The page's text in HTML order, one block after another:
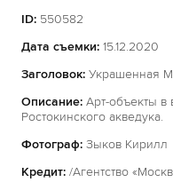
ID: 550582
Дата съемки: 15.12.2020
Заголовок: Украшенная
Описание: Арт-объекты
Ростокинского акведука.
Фотограф: Зыков Кирилл
Кредит: /Агентство